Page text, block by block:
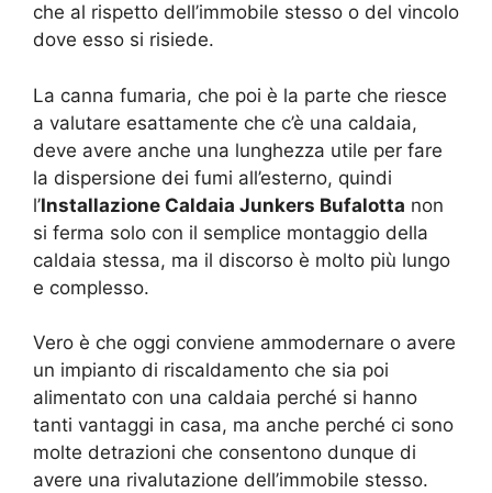
che al rispetto dell’immobile stesso o del vincolo
dove esso si risiede.
La canna fumaria, che poi è la parte che riesce
a valutare esattamente che c’è una caldaia,
deve avere anche una lunghezza utile per fare
la dispersione dei fumi all’esterno, quindi
l’Installazione Caldaia Junkers Bufalotta non
si ferma solo con il semplice montaggio della
caldaia stessa, ma il discorso è molto più lungo
e complesso.
Vero è che oggi conviene ammodernare o avere
un impianto di riscaldamento che sia poi
alimentato con una caldaia perché si hanno
tanti vantaggi in casa, ma anche perché ci sono
molte detrazioni che consentono dunque di
avere una rivalutazione dell’immobile stesso.